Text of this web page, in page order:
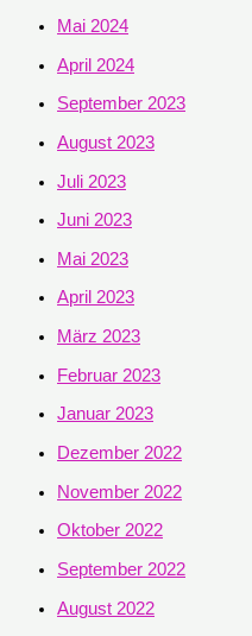
Mai 2024
April 2024
September 2023
August 2023
Juli 2023
Juni 2023
Mai 2023
April 2023
März 2023
Februar 2023
Januar 2023
Dezember 2022
November 2022
Oktober 2022
September 2022
August 2022